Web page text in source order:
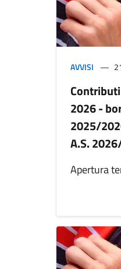
AVVISI
2026 -
2025/
A.S.
Apertura